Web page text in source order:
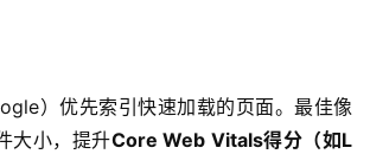
）优先索引快速加载的页面。最佳像
大小，提升Core Web Vitals得分（如L